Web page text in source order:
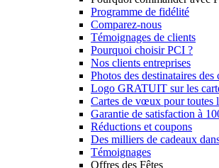
Programme de fidélité
Comparez-nous
Témoignages de clients
Pourquoi choisir PCI ?
Nos clients entreprises
Photos des destinataires des
Logo GRATUIT sur les
Cartes de vœux pour toutes
Garantie de satisfaction à
Réductions et coupons
Des milliers de cadeaux
Témoignages
Offres des Fêtes